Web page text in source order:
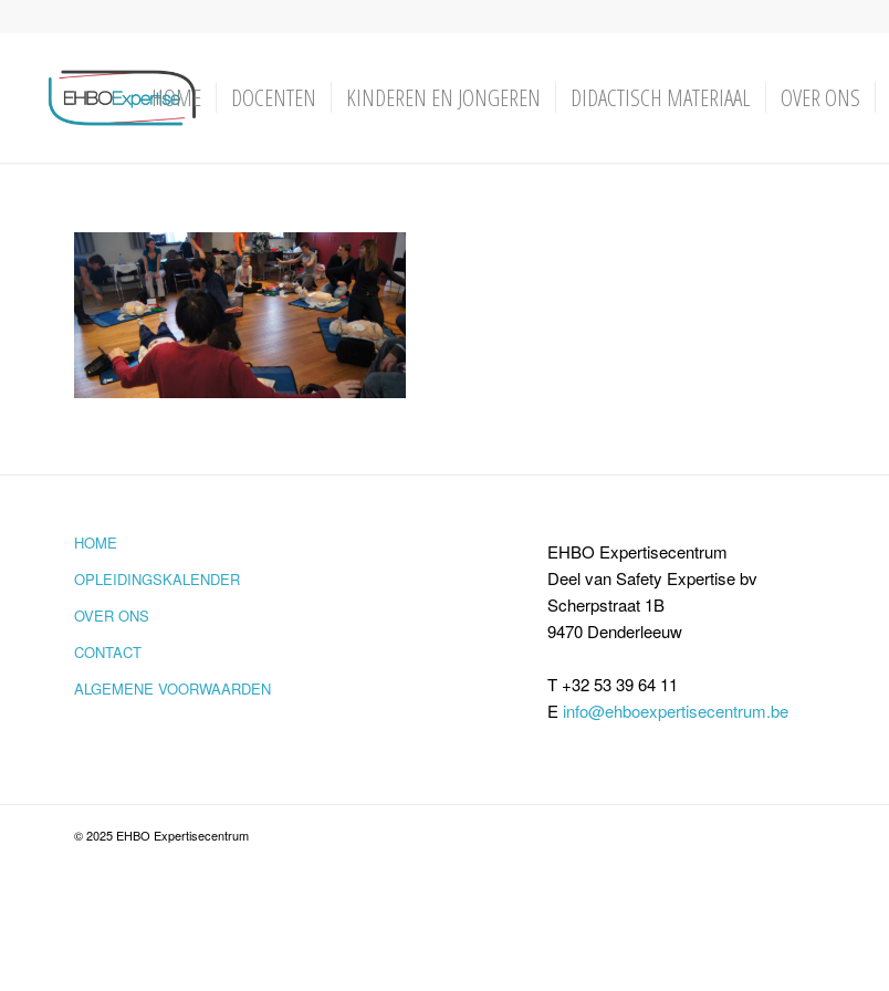
HOME DOCENTEN KINDEREN EN JONGEREN DIDACTISCH MATERIAAL OVER ONS
HOME
OPLEIDINGSKALENDER
OVER ONS
CONTACT
ALGEMENE VOORWAARDEN
EHBO Expertisecentrum
Deel van Safety Expertise bv
Scherpstraat 1B
9470 Denderleeuw
T +32 53 39 64 11
E info@ehboexpertisecentrum.be
© 2025 EHBO Expertisecentrum